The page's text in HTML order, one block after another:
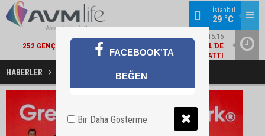
İstanbul
29 °C
ŞIRKET HABERLERI / 15:15
252 GENÇ YETENEK KARIYERLERINE İLK ADIMI TURKCELL’DE
ATTI
EKONOMI / 14:22
ALBARAKA TÜRK'TEN EKONOMIYE 363 MILYAR TL FINANSMAN
HABERLER Great Place To Work Haberleri
FACEBOOK'TA
BEĞEN
Bir Daha Gösterme